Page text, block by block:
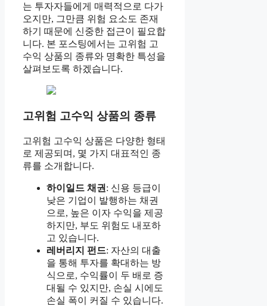
는 투자자들에게 매력적으로 다가
오지만, 그만큼 위험 요소도 존재
하기 때문에 신중한 접근이 필요합
니다. 본 포스팅에서는 고위험 고
수익 상품의 종류와 명확한 특성을
살펴보도록 하겠습니다.
고위험 고수익 상품의 종류
고위험 고수익 상품은 다양한 형태
로 제공되며, 몇 가지 대표적인 종
류를 소개합니다.
하이일드 채권 : 신용 등급이
낮은 기업이 발행하는 채권
으로, 높은 이자 수익을 제공
하지만, 부도 위험도 내포하
고 있습니다.
레버리지 펀드: 자산의 대출
을 통해 투자를 확대하는 방
식으로, 수익률이 두 배로 증
대될 수 있지만, 손실 시에도
손실 폭이 커질 수 있습니다.